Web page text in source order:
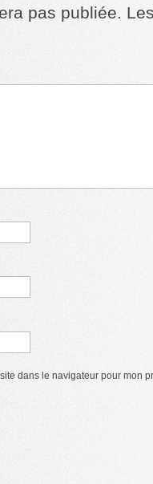
pas publiée.
dans le navigateur pour mon